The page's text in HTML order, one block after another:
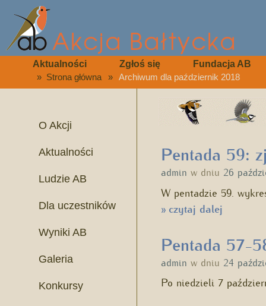
Aktualności Zgłoś się Fundacja AB
» Strona główna » Archiwum dla październik 2018
O Akcji
Aktualności
Ludzie AB
Dla uczestników
Wyniki AB
Galeria
Konkursy
Pentada 59:
admin w dniu 26
W pentadzie 59.
»czytaj dalej
Pentada 57-
admin w dniu 24
Po niedzieli 7